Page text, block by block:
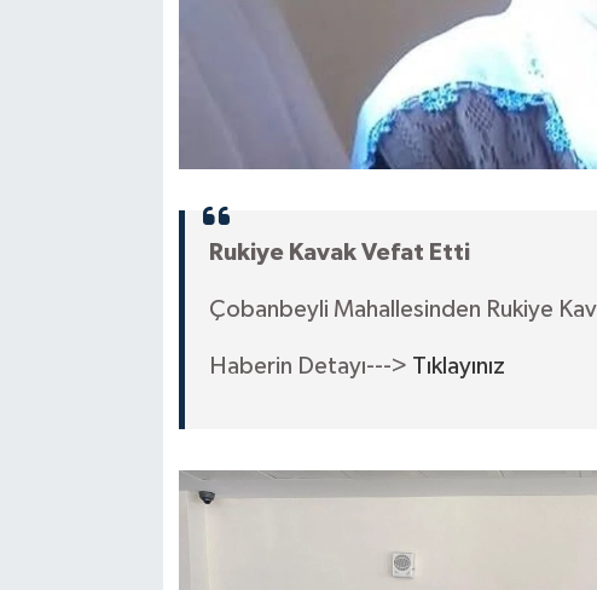
Rukiye Kavak Vefat Etti
Çobanbeyli Mahallesinden Rukiye
Haberin Detayı---> Tıklayınız